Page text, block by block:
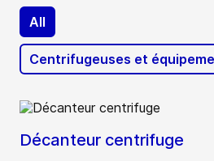
All
Centrifugeuses et
Décanteur centrifuge